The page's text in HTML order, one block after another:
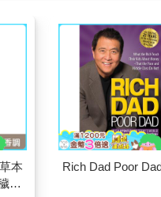
本
/
Rich Dad Poor